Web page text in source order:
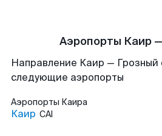
Аэропорты Каир
Направление Каир — Грозный
следующие аэропорты
Аэропорты Каира
Каир CAI